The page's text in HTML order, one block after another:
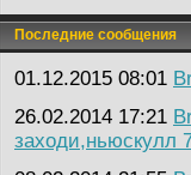
Последние сообщения
01.12.2015 08:01
26.02.2014 17:21
заходи,ньюскулл